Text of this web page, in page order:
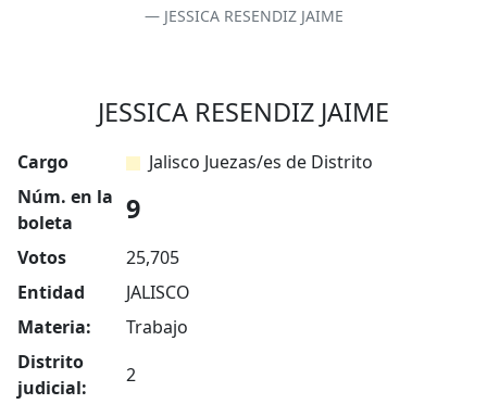
JESSICA RESENDIZ JAIME
JESSICA RESENDIZ JAIME
Cargo
Jalisco Juezas/es de Distrito
Núm. en la
boleta
9
Votos
25,705
Entidad
JALISCO
Materia:
Trabajo
Distrito
judicial:
2